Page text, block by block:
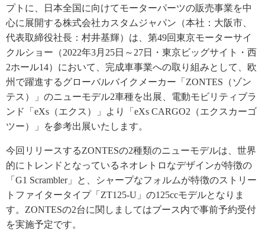
プトに、日本全国に向けてモーターパーツの販売事業を中
心に展開する株式会社カスタムジャパン（本社：大阪市、
代表取締役社長：村井基輝）は、第49回東京モーターサイ
クルショー（2022年3月25日～27日・東京ビッグサイト・西
2ホール14）において、完成車事業への取り組みとして、欧
州で躍進するグローバルバイクメーカー「ZONTES（ゾン
テス）」のニューモデル2車種を出展、電動モビリティブラ
ンド「eXs（エクス）」より「eXs CARGO2（エクスカーゴ
ツー）」を参考出展いたします。
今回リリースするZONTESの2種類のニューモデルは、世界
的にトレンドとなっているネオレトロなデザインが特徴の
「G1 Scrambler」と、シャープなフォルムが特徴のストリー
トファイタータイプ「ZT125-U」の125ccモデルとなりま
す。ZONTESの2台に関しましてはブース内で事前予約受付
を実施予定です。